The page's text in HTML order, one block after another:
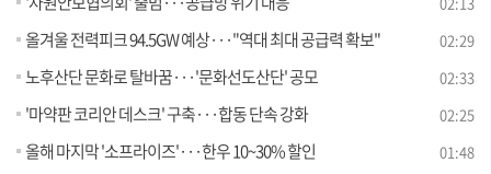
올겨울 전력피크 94.5GW 예상···"역대 최대 공급력 확보" 02:29
노후산단 문화로 탈바꿈···'문화선도산단' 공모 02:33
'마약판 코리안 데스크' 구축···합동 단속 강화 02:25
올해 마지막 '소프라이즈'···한우 10~30% 할인 01:48